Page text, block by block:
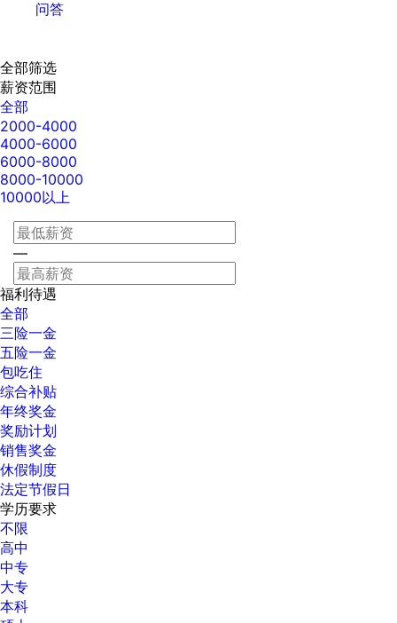
问答
全部筛选
薪资范围
全部
2000-4000
4000-6000
6000-8000
8000-10000
10000以上
—
福利待遇
全部
三险一金
五险一金
包吃住
综合补贴
年终奖金
奖励计划
销售奖金
休假制度
法定节假日
学历要求
不限
高中
中专
大专
本科